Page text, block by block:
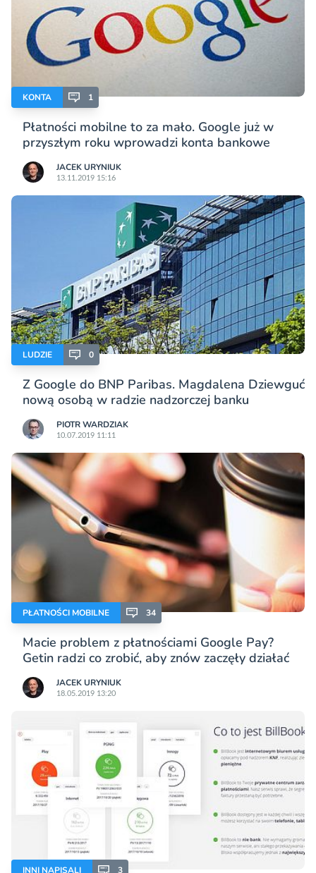
KONTA 1
Płatności mobilne to za mało. Google już w
przyszłym roku wprowadzi konta bankowe
JACEK URYNIUK
13.11.2019 15:16
LUDZIE 0
Z Google do BNP Paribas. Magdalena Dziewguć
nową osobą w radzie nadzorczej banku
PIOTR WARDZIAK
10.07.2019 11:11
PŁATNOŚCI MOBILNE 34
Macie problem z płatnościami Google Pay?
Getin radzi co zrobić, aby znów zaczęły działać
JACEK URYNIUK
18.05.2019 13:20
INNI NAPISALI 3